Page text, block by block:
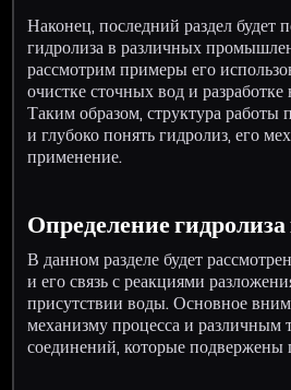
Наконец, последний раздел
гидролиза в различных
рассмотрим примеры его
очистке сточных вод и
Таким образом, структура работы
и глубоко понять гидролиз, его
применение.
Определение
В данном разделе будет
и его связь с реакциями
присутствии воды. Основное
механизму процесса и различным
соединений, которые подвержены